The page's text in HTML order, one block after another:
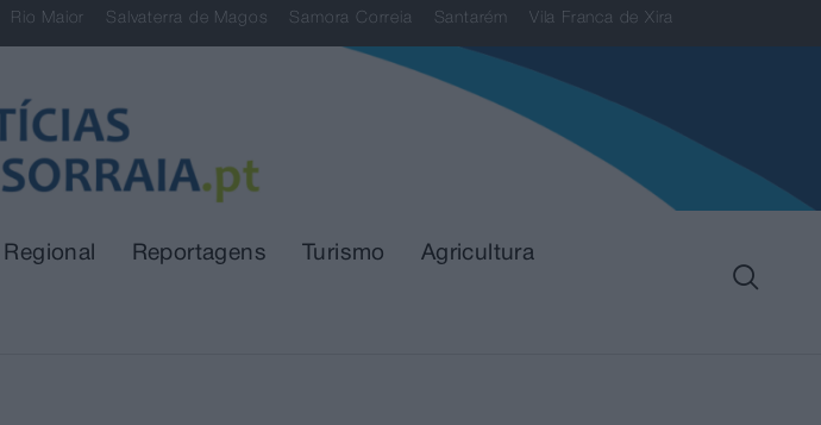
Rio Maior Salvaterra de Magos Samora Correia Santarém Vila Franca de Xira
Regional Reportagens Turismo Agricultura